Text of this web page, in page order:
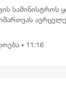
ახდის"
სამინისტროს
• 11:16